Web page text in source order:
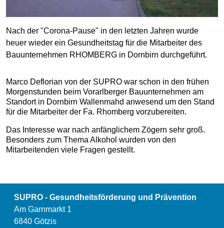
Nach der "Corona-Pause" in den letzten Jahren wurde
heuer wieder ein Gesundheitstag für die Mitarbeiter des
Bauunternehmen RHOMBERG in Dornbirn durchgeführt.
Marco Deflorian von der SUPRO war schon in den frühen
Morgenstunden beim Vorarlberger Bauunternehmen am
Standort in Dornbirn Wallenmahd anwesend um den Stand
für die Mitarbeiter der Fa. Rhomberg vorzubereiten.
Das Interesse war nach anfänglichem Zögern sehr groß.
Besonders zum Thema Alkohol wurden von den
Mitarbeitenden viele Fragen gestellt.
SUPRO - Gesundheitsförderung und Prävention
Am Garnmarkt 1
6840 Götzis